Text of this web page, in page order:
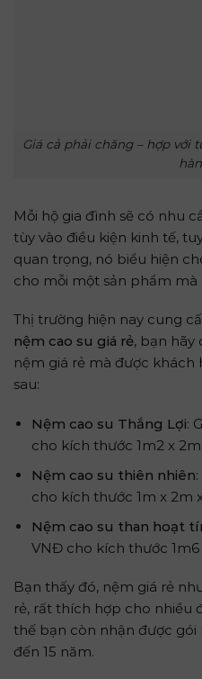
Giá cả phải chăng – hợp với
Mỗi hộ gia đình sẽ có nhu
tùy vào điều kiện kinh tế,
quan trọng, nó biểu hiện
cho mỗi một sản phẩm mà
Thị trường hiện nay cung
nệm cao su giá rẻ, bạn hãy
nệm giá rẻ mà được
sau:
Nệm cao su Thắng Lợi:
cho kích thước 1m2 x 2m.
Nệm cao su thiên nhiên
cho kích thước 1m x 2m
Nệm cao su than hoạt
VNĐ cho kích thước 1m6
Bạn thấy đó, nệm giá rẻ
rẻ, rất thích hợp cho nhiều
thế bạn còn nhận được gói
đến 15 năm.